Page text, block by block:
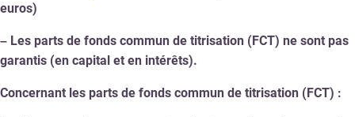
euros)
– Les parts de fonds commun de titrisation (FCT) ne sont pas
garantis (en capital et en intérêts).
Concernant les parts de fonds commun de titrisation (FCT) :